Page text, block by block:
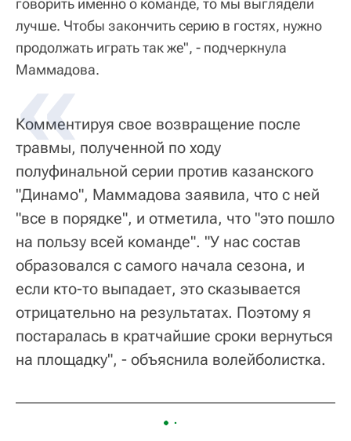
лучше. Чтобы закончить серию в гостях, нужно
продолжать играть так же", - подчеркнула
Маммадова.
Комментируя свое возвращение после
травмы, полученной по ходу
полуфинальной серии против казанского
"Динамо", Маммадова заявила, что с ней
"все в порядке", и отметила, что "это пошло
на пользу всей команде". "У нас состав
образовался с самого начала сезона, и
если кто-то выпадает, это сказывается
отрицательно на результатах. Поэтому я
постаралась в кратчайшие сроки вернуться
на площадку", - объяснила волейболистка.